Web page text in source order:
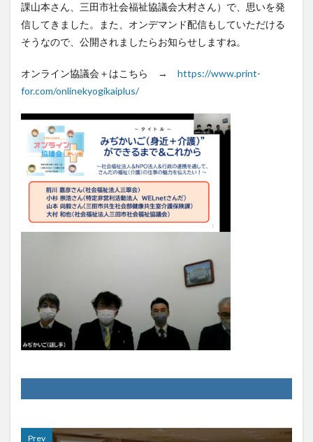
課山本さん、三田市社会福祉協議会大村さん）で、思いを発
信してきました。また、オンデマンド配信もしていただける
そうなので、公開されましたらお知らせしますね。
オンライン協議会＋はこちら → https://www.print-
for.com/onlinekyogikaiplus/
Prev